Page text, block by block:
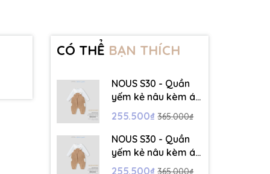
CÓ THỂ BẠN THÍCH
NOUS S30 - Quần
yếm kẻ nâu kèm áo
dài tay màu trắng -
3-6M - SS26.T5C
255.500₫ 365.000₫
NOUS S30 - Quần
yếm kẻ nâu kèm áo
dài tay màu trắng -
255.500₫ 365.000₫